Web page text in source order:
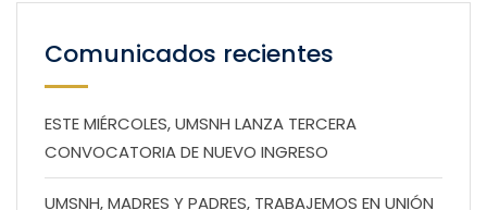
Comunicados recientes
ESTE MIÉRCOLES, UMSNH LANZA TERCERA
CONVOCATORIA DE NUEVO INGRESO
UMSNH, MADRES Y PADRES, TRABAJEMOS EN UNIÓN